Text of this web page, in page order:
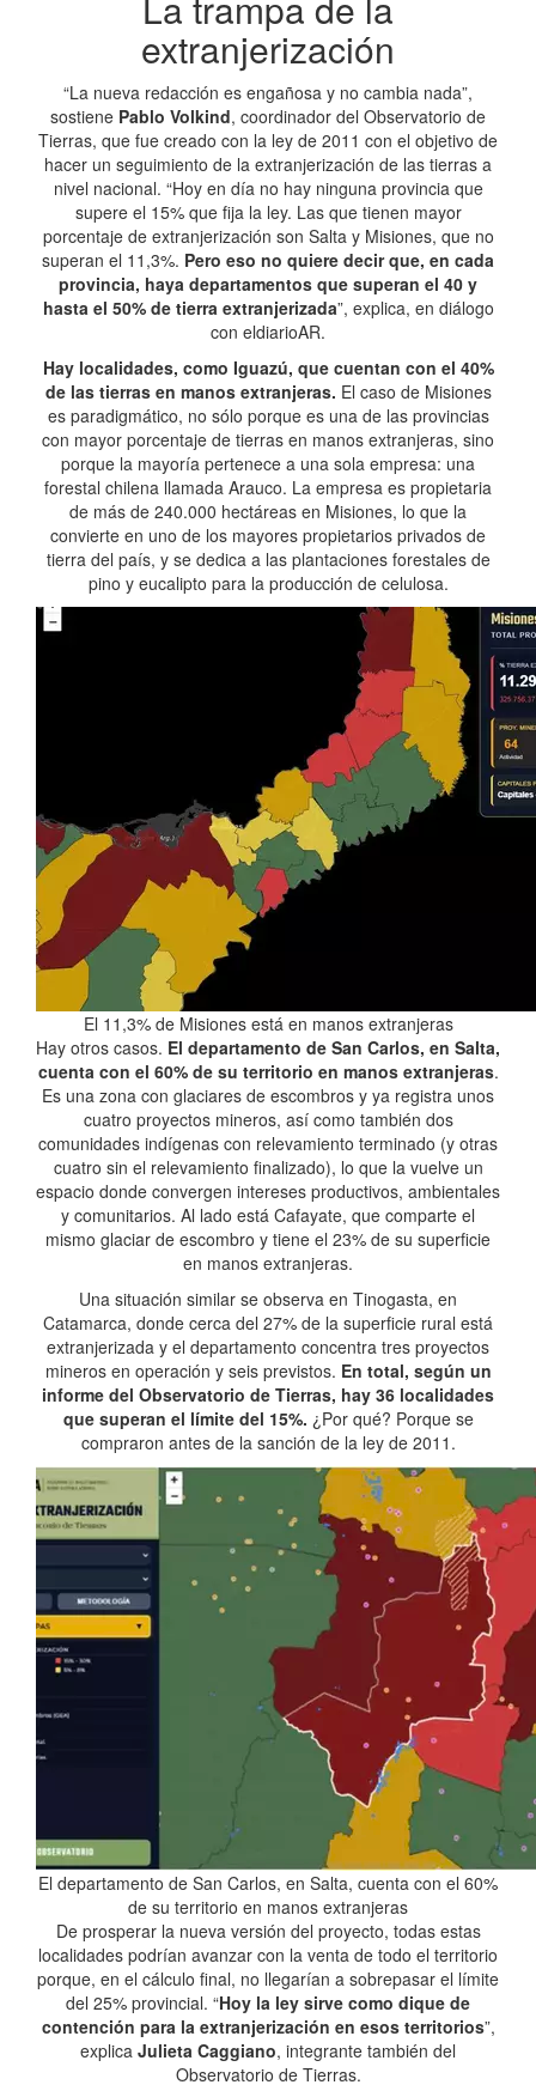
extranjerización
“La nueva redacción es engañosa y no cambia nada”,
sostiene Pablo Volkind, coordinador del Observatorio de
Tierras, que fue creado con la ley de 2011 con el objetivo de
hacer un seguimiento de la extranjerización de las tierras a
nivel nacional. “Hoy en día no hay ninguna provincia que
supere el 15% que fija la ley. Las que tienen mayor
porcentaje de extranjerización son Salta y Misiones, que no
superan el 11,3%. Pero eso no quiere decir que, en cada
provincia, haya departamentos que superan el 40 y
hasta el 50% de tierra extranjerizada”, explica, en diálogo
con eldiarioAR.
Hay localidades, como Iguazú, que cuentan con el 40%
de las tierras en manos extranjeras. El caso de Misiones
es paradigmático, no sólo porque es una de las provincias
con mayor porcentaje de tierras en manos extranjeras, sino
porque la mayoría pertenece a una sola empresa: una
forestal chilena llamada Arauco. La empresa es propietaria
de más de 240.000 hectáreas en Misiones, lo que la
convierte en uno de los mayores propietarios privados de
tierra del país, y se dedica a las plantaciones forestales de
pino y eucalipto para la producción de celulosa.
El 11,3% de Misiones está en manos extranjeras
Hay otros casos. El departamento de San Carlos, en Salta,
cuenta con el 60% de su territorio en manos extranjeras.
Es una zona con glaciares de escombros y ya registra unos
cuatro proyectos mineros, así como también dos
comunidades indígenas con relevamiento terminado (y otras
cuatro sin el relevamiento finalizado), lo que la vuelve un
espacio donde convergen intereses productivos, ambientales
y comunitarios. Al lado está Cafayate, que comparte el
mismo glaciar de escombro y tiene el 23% de su superficie
en manos extranjeras.
Una situación similar se observa en Tinogasta, en
Catamarca, donde cerca del 27% de la superficie rural está
extranjerizada y el departamento concentra tres proyectos
mineros en operación y seis previstos. En total, según un
informe del Observatorio de Tierras, hay 36 localidades
que superan el límite del 15%. ¿Por qué? Porque se
compraron antes de la sanción de la ley de 2011.
El departamento de San Carlos, en Salta, cuenta con el 60%
de su territorio en manos extranjeras
De prosperar la nueva versión del proyecto, todas estas
localidades podrían avanzar con la venta de todo el territorio
porque, en el cálculo final, no llegarían a sobrepasar el límite
del 25% provincial. “Hoy la ley sirve como dique de
contención para la extranjerización en esos territorios”,
explica Julieta Caggiano, integrante también del
Observatorio de Tierras.